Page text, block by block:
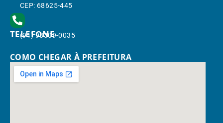
CEP: 68625-445
TELEFONE
(91) 98309-0035
COMO CHEGAR À PREFEITURA